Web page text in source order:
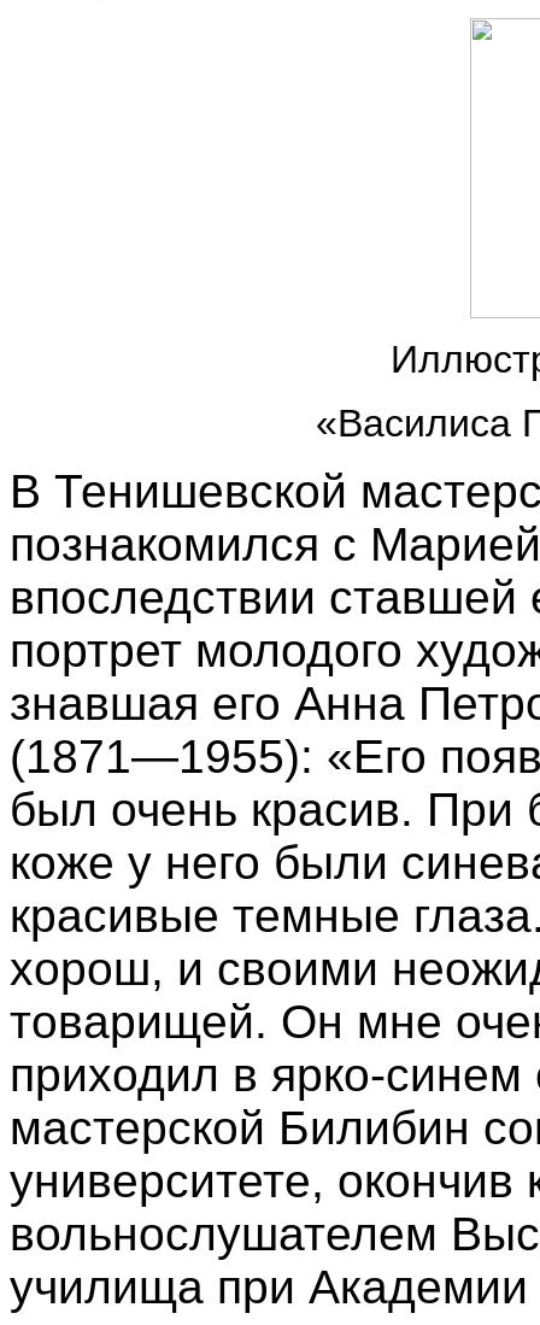
«Василиса
В Тенишевской
познакомился с
впоследствии
портрет молодого
знавшая его Анна
(1871—1955): «Его
был очень красив. При
коже у него были
красивые темные
хорош, и своими
товарищей. Он мне
приходил в ярко-синем
мастерской Билибин
университете, окончив
вольнослушателем
училища при